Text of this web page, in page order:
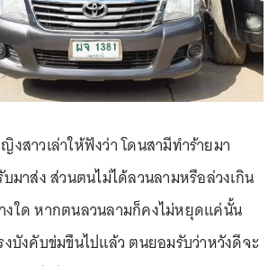
สาวเล่าให้ฟังว่า โดนสามีทำร้ายมา
มาส่ง ส่วนตนไม่ได้ลวนลามหรือล่วงเกิน
ใด หากตนลวนลามก็คงไม่หยุดแค่นั้น
งบังคับข่มขืนไปแล้ว ตนยอมรับว่าหวังดีจะ